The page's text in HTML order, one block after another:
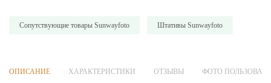
Сопутствующие товары Sunwayfoto Штативы Sunwayfoto
ОПИСАНИЕ ХАРАКТЕРИСТИКИ ОТЗЫВЫ ФОТО